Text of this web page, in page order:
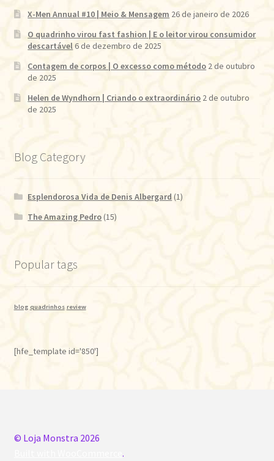
X-Men Annual #10 | Meio & Mensagem 26 de janeiro de 2026
O quadrinho virou fast fashion | E o leitor virou consumidor
descartável6 de dezembro de 2025
Contagem de corpos | O excesso como método 2 de outubro
de 2025
Helen de Wyndhorn | Criando o extraordinário 2 de outubro
de 2025
Blog Category
Esplendorosa Vida de Denis Albergard (1)
The Amazing Pedro (15)
Popular tags
blog quadrinhos review
[hfe_template id='850']
© Loja Monstra 2026
.